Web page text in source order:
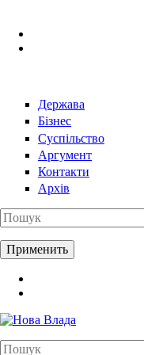
Держава
Бізнес
Суспільство
Аргумент
Контакти
Архів